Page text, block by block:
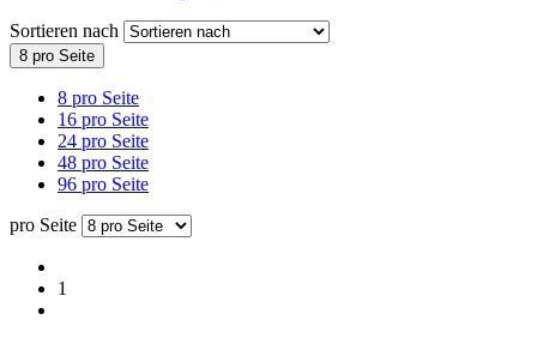
Sortieren nach
8 pro Seite
8 pro Seite
16 pro Seite
24 pro Seite
48 pro Seite
96 pro Seite
pro Seite
1